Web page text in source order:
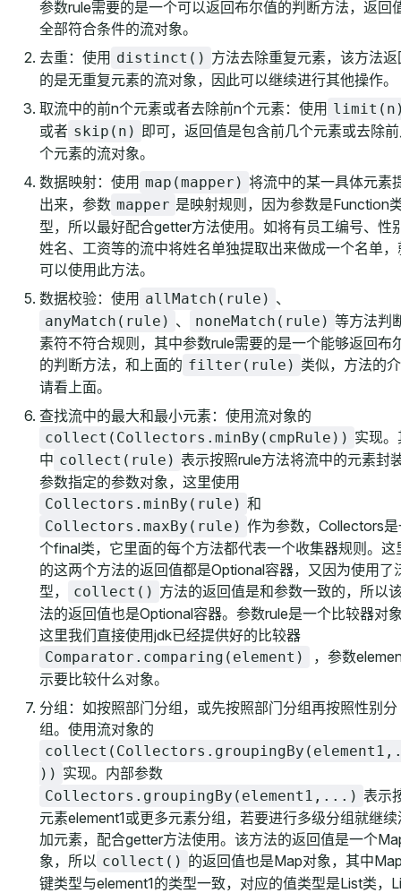
参数rule需要的是一个可以返回布尔值的判断方法，返回
全部符合条件的流对象。
去重：使用 distinct() 方法去除重复元素，该方法返
的是无重复元素的流对象，因此可以继续进行其他操作。
取流中的前n个元素或者去除前n个元素：使用
或者 skip(n) 即可，返回值是包含前几个元素或去除
个元素的流对象。
数据映射：使用 map(mapper) 将流中的某一具体元素
出来，参数 mapper 是映射规则，因为参数是Function
型，所以最好配合getter方法使用。如将有员工编号、性
姓名、工资等的流中将姓名单独提取出来做成一个名单，
可以使用此方法。
数据校验：使用 allMatch(rule) 、
anyMatch(rule) 、 noneMatch(rule) 等方法判
素符不符合规则，其中参数rule需要的是一个能够返回布
的判断方法，和上面的 filter(rule) 类似，方法的
请看上面。
查找流中的最大和最小元素：使用流对象的
collect(Collectors.minBy(cmpRule)) 实现。
中 collect(rule) 表示按照rule方法将流中的元素封
参数指定的参数对象，这里使用
Collectors.minBy(rule) 和
Collectors.maxBy(rule) 作为参数，Collectors
个final类，它里面的每个方法都代表一个收集器规则。这
的这两个方法的返回值都是Optional容器，又因为使用了
型，
collect() 方法的返回值是和参数一致的，所以
法的返回值也是Optional容器。参数rule是一个比较器对
这里我们直接使用jdk已经提供好的比较器
Comparator.comparing(element)
，参数
示要比较什么对象。
分组：如按照部门分组，或先按照部门分组再按照性别分
组。使用流对象的
)) 实现。内部参数
Collectors.groupingBy(element1,...) 表示
元素element1或更多元素分组，若要进行多级分组就继续
加元素，配合getter方法使用。该方法的返回值是一个
象，所以 collect() 的返回值也是Map对象，其中
键类型与element1的类型一致，对应的值类型是List类，